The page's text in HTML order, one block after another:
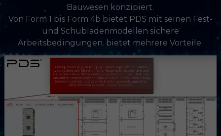
Bauwesen konzipiert.
Von Form 1 bis Form 4b bietet PDS mit seinen Fest-
und Schubladenmodellen sichere
Arbeitsbedingungen. bietet mehrere Vorteile.